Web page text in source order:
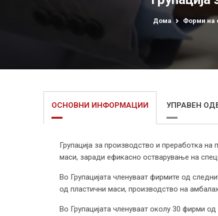
Дома Форми на
ОСНОВНИ ИНФОРМАЦИИ УПРАВЕН
Групација за производство и преработка
маси, заради ефикасно остварување на
Во Групацијата членуваат фирмите од
од пластични маси, производство на
Во Групацијата членуваат околу 30 фирми од